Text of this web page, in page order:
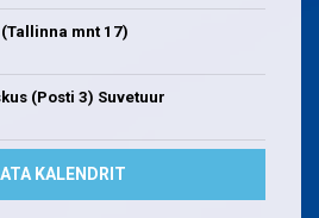
mnt 17)
(Posti 3) Suvetuur
KALENDRIT